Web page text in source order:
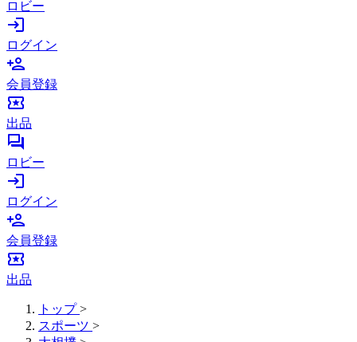
ロビー
login
ログイン
person_add
会員登録
local_activity
出品
forum
ロビー
login
ログイン
person_add
会員登録
local_activity
出品
トップ >
スポーツ >